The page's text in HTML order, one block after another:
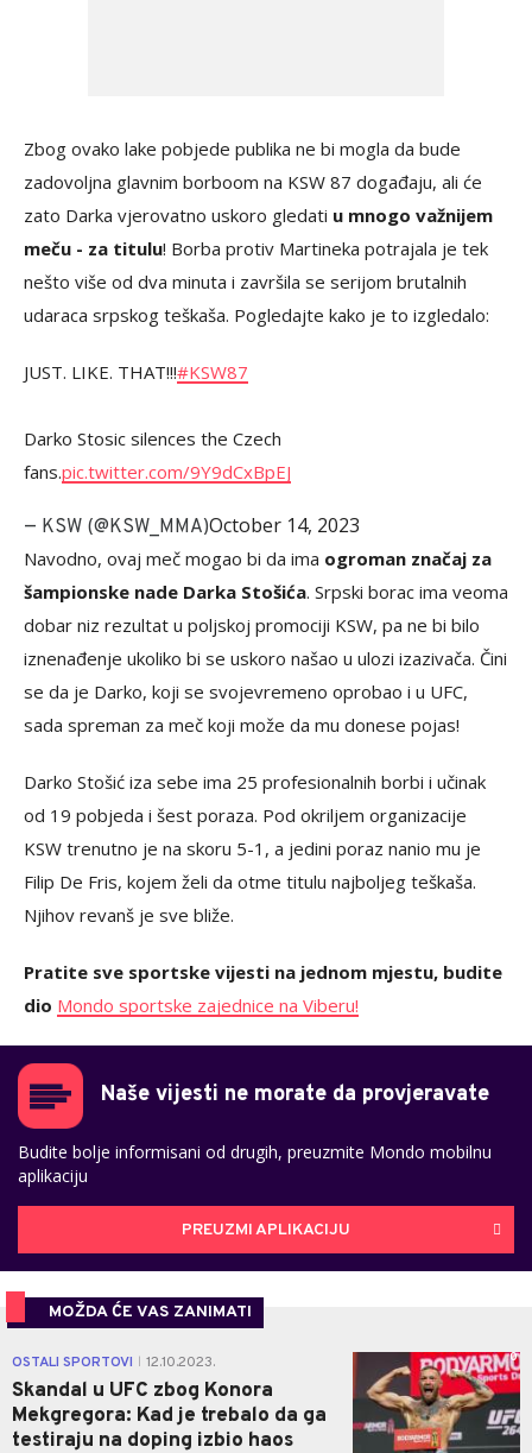
Zbog ovako lake pobjede publika ne bi mogla da bude
zadovoljna glavnim borboom na KSW 87 događaju, ali će
zato Darka vjerovatno uskoro gledati u mnogo važnijem
meču - za titulu! Borba protiv Martineka potrajala je tek
nešto više od dva minuta i završila se serijom brutalnih
udaraca srpskog teškaša. Pogledajte kako je to izgledalo:
JUST. LIKE. THAT!!!#KSW87
Darko Stosic silences the Czech
fans.pic.twitter.com/9Y9dCxBpEJ
— KSW (@KSW_MMA)October 14, 2023
Navodno, ovaj meč mogao bi da ima ogroman značaj za
šampionske nade Darka Stošića. Srpski borac ima veoma
dobar niz rezultat u poljskoj promociji KSW, pa ne bi bilo
iznenađenje ukoliko bi se uskoro našao u ulozi izazivača. Čini
se da je Darko, koji se svojevremeno oprobao i u UFC,
sada spreman za meč koji može da mu donese pojas!
Darko Stošić iza sebe ima 25 profesionalnih borbi i učinak
od 19 pobjeda i šest poraza. Pod okriljem organizacije
KSW trenutno je na skoru 5-1, a jedini poraz nanio mu je
Filip De Fris, kojem želi da otme titulu najboljeg teškaša.
Njihov revanš je sve bliže.
Pratite sve sportske vijesti na jednom mjestu, budite
dio Mondo sportske zajednice na Viberu!
Naše vijesti ne morate da provjeravate
Budite bolje informisani od drugih, preuzmite Mondo mobilnu
aplikaciju
PREUZMI APLIKACIJU
MOŽDA ĆE VAS ZANIMATI
OSTALI SPORTOVI 12.10.2023.
Skandal u UFC zbog Konora
Mekgregora: Kad je trebalo da ga
testiraju na doping izbio haos
0